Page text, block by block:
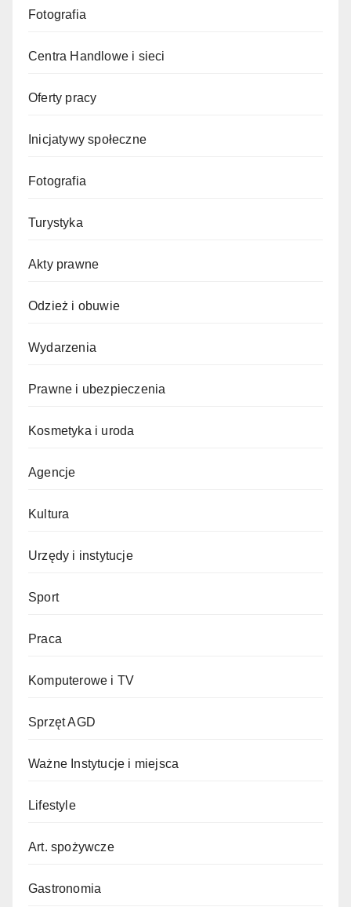
Fotografia
Centra Handlowe i sieci
Oferty pracy
Inicjatywy społeczne
Fotografia
Turystyka
Akty prawne
Odzież i obuwie
Wydarzenia
Prawne i ubezpieczenia
Kosmetyka i uroda
Agencje
Kultura
Urzędy i instytucje
Sport
Praca
Komputerowe i TV
Sprzęt AGD
Ważne Instytucje i miejsca
Lifestyle
Art. spożywcze
Gastronomia